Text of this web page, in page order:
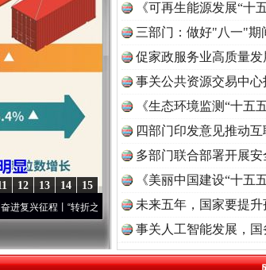
15
14
13
12
程丨“转折之城”激荡..·[视频]牢记初心使命 奋进复兴征程丨红
《可再生能源发展“十
三部门：做好"八一"期
促家政服务业高质量
事关公共资源交易中
《生态环境监测“十五
读
四部门印发意见推动
多部门联合部署开展
《美丽中国建设“十五
未来五年，国家要提
事关人工智能发展，
“炒上天”
“神药